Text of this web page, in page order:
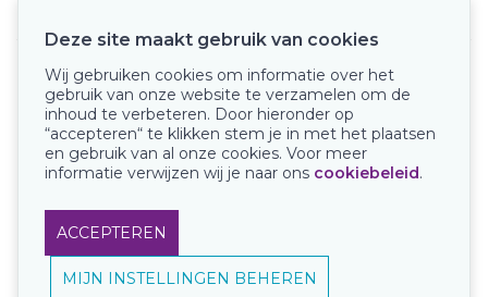
Onze keurmerken
Deze site maakt gebruik van cookies
Wij gebruiken cookies om informatie over het
gebruik van onze website te verzamelen om de
inhoud te verbeteren. Door hieronder op
“accepteren“ te klikken stem je in met het plaatsen
en gebruik van al onze cookies. Voor meer
informatie verwijzen wij je naar ons cookiebeleid.
ACCEPTEREN
MIJN INSTELLINGEN BEHEREN